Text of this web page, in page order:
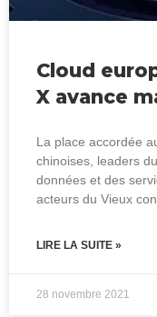
Cloud
X avance
La place accordée
chinoises, leaders
données et des
acteurs du Vieux
LIRE LA SUITE »
28 novembre 2021